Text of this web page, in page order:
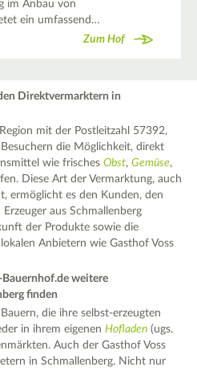
im Anbau von
ein umfassend…
Zum Hof
Direktvermarktern in
mit der Postleitzahl 57392,
die Möglichkeit, direkt
wie frischesObst,Gemüse,
Diese Art der Vermarktung, auch
ermöglicht es den Kunden, den
aus Schmallenberg
der Produkte sowie die
Anbietern wie Gasthof Voss
weitere
finden
die ihre selbst-erzeugten
in ihrem eigenenHofladen (ugs.
Auch der Gasthof Voss
in Schmallenberg. Nicht nur